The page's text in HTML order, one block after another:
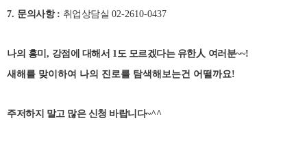
7. 문의사항 : 취업상담실 02-2610-0437
나의 흥미 , 강점에 대해서 1도 모르겠다는 유한人 여러분~~!
새해를 맞이하여 나의 진로를 탐색해보는건 어떨까요!
주저하지 말고 많은 신청 바랍니다~^^